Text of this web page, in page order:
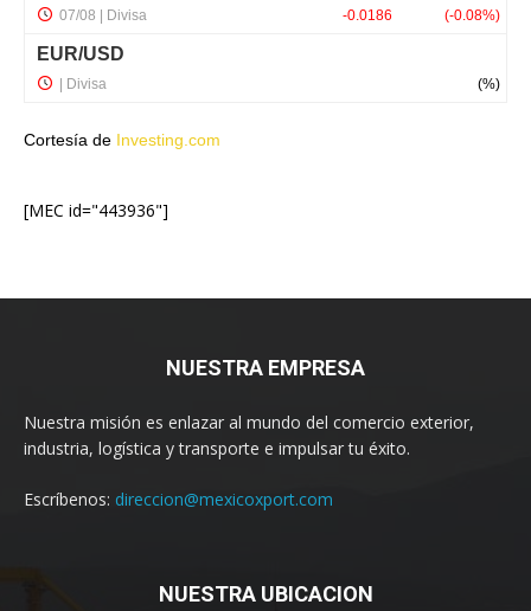
Cortesía de Investing.com
[MEC id="443936"]
NUESTRA EMPRESA
Nuestra misión es enlazar al mundo del comercio exterior,
industria, logística y transporte e impulsar tu éxito.
Escríbenos: direccion@mexicoxport.com
NUESTRA UBICACION